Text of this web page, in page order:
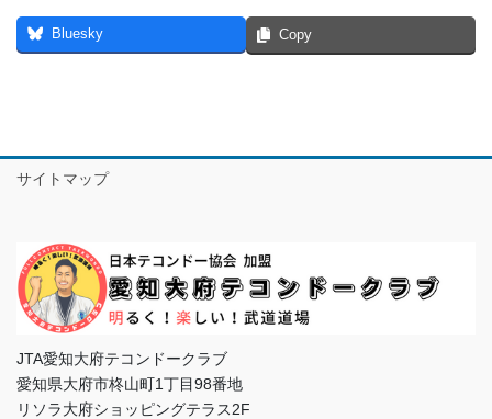
Bluesky Copy
サイトマップ
JTA愛知大府テコンドークラブ
愛知県大府市柊山町1丁目98番地
リソラ大府ショッピングテラス2F